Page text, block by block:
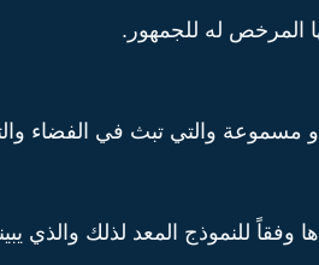
المرخص له للجمهور.
والتي تبث في الفضاء
للنموذج المعد لذلك والذي يبينه